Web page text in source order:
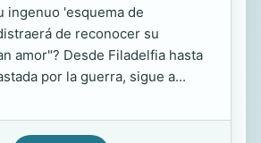
ingenuo 'esquema de
de reconocer su
amor"? Desde Filadelfia hasta
por la guerra, sigue a...